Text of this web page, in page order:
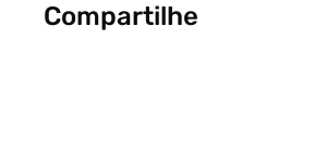
Compartilhe